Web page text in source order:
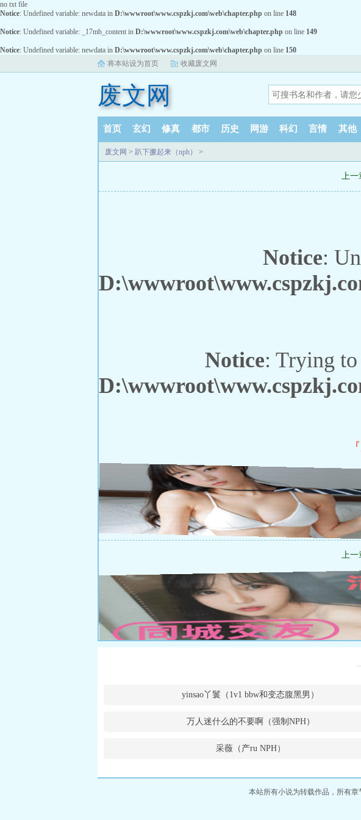
no txt file
Notice: Undefined variable: newdata in D:\wwwroot\www.cspzkj.com\web\chapter.php on line 148
Notice: Undefined variable: _17mb_content in D:\wwwroot\www.cspzkj.com\web\chapter.php on line 149
Notice: Undefined variable: newdata in D:\wwwroot\www.cspzkj.com\web\chapter.php on line 150
将本站设为首页
收藏废文网
废文网
首页 玄幻 修真 都市 历史 网游 科幻 言情 其他
废文网 > 趴下撅起来（nph） >
上一
Notice:
Notice: Trying
上一
yinsao丫鬟（1v1 bbw和变态腹黑男）
万人迷什么的不要啊（强制NPH）
采薇（产ru NPH）
本站所有小说为转载作品，所有章